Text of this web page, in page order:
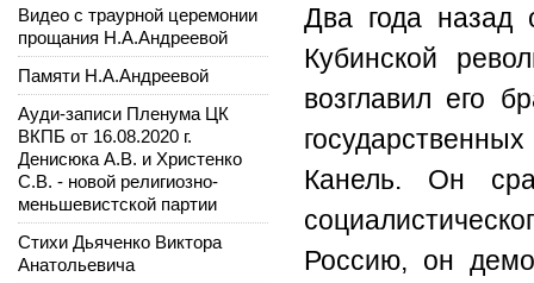
Два года назад
Кубинской
возглавил его
Канель. Он
Россию, он
Видео с траурной церемонии
прощания Н.А.Андреевой
Памяти Н.А.Андреевой
Ауди-записи Пленума ЦК
ВКПБ от 16.08.2020 г.
Денисюка А.В. и Христенко
С.В. - новой религиозно-
меньшевистской партии
Стихи Дьяченко Виктора
Анатольевича